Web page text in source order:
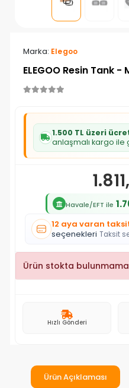
Marka: Elegoo
ELEGOO Resin Tank
1.500 TL üzeri
anlaşmalı kargo ile
Havale/EFT ile
12 aya varan
seçenekleri Taksit
Ürün stokta
Hızlı Gönderi
Ürün Açıklaması